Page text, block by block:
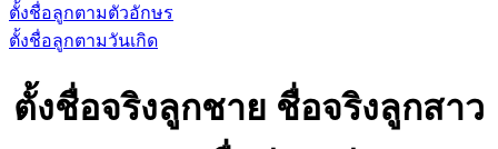
ตั้งชื่อลูกตามตัวอักษร
ตั้งชื่อลูกตามวันเกิด
ตั้งชื่อจริงลูกชาย ชื่อจริงลูกสาว